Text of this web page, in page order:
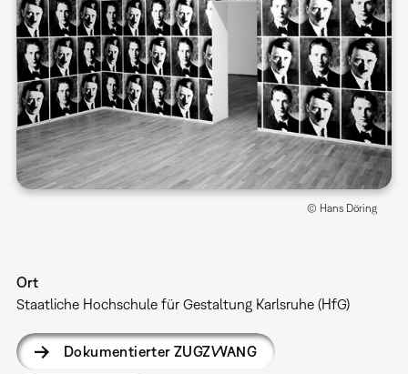
© Hans Döring
Ort
Staatliche Hochschule für Gestaltung Karlsruhe (HfG)
Dokumentierter ZUGZWANG